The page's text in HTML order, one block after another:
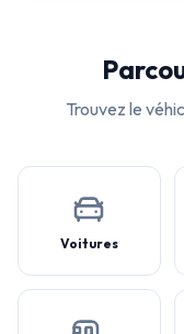
Trouvez le
Voitures